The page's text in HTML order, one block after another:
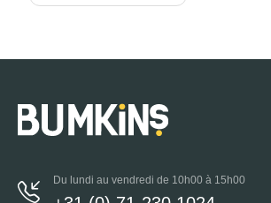
Du lundi au vendredi de 10h00 à 15h00